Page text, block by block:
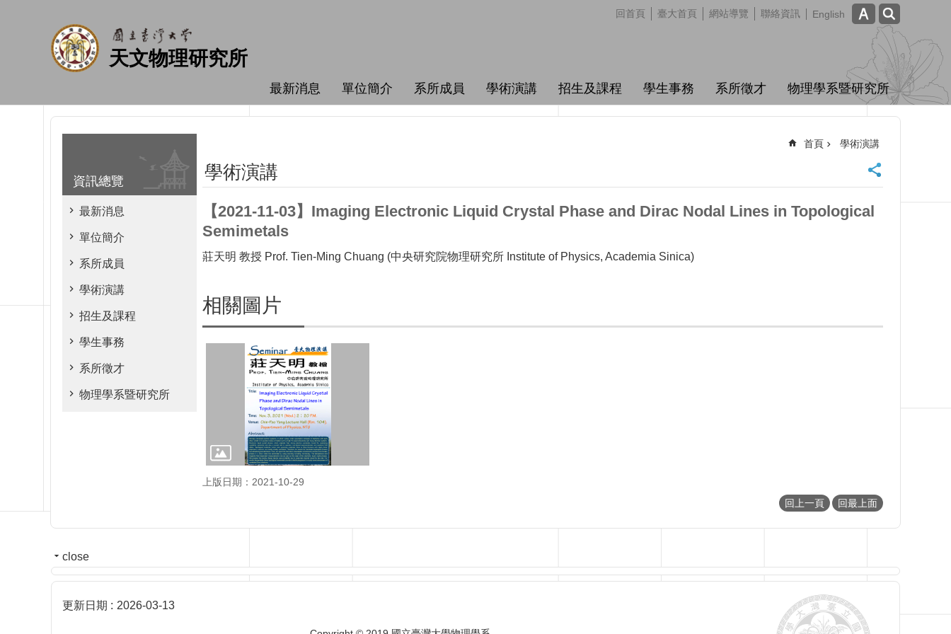
回首頁 臺大首頁 網站導覽 聯絡資訊 English
天文物理研究所
最新消息 單位簡介 系所成員 學術演講 招生及課程 學生事務 系所徵才 物理學系暨研究所
資訊總覽
最新消息
單位簡介
系所成員
學術演講
招生及課程
學生事務
系所徵才
物理學系暨研究所
首頁 學術演講
學術演講
【2021-11-03】Imaging Electronic Liquid Crystal Phase and Dirac Nodal Lines in Topological
Semimetals
莊天明 教授 Prof. Tien-Ming Chuang (中央研究院物理研究所 Institute of Physics, Academia Sinica)
相關圖片
上版日期：2021-10-29
回上一頁
回最上面
close
更新日期 2026-03-13